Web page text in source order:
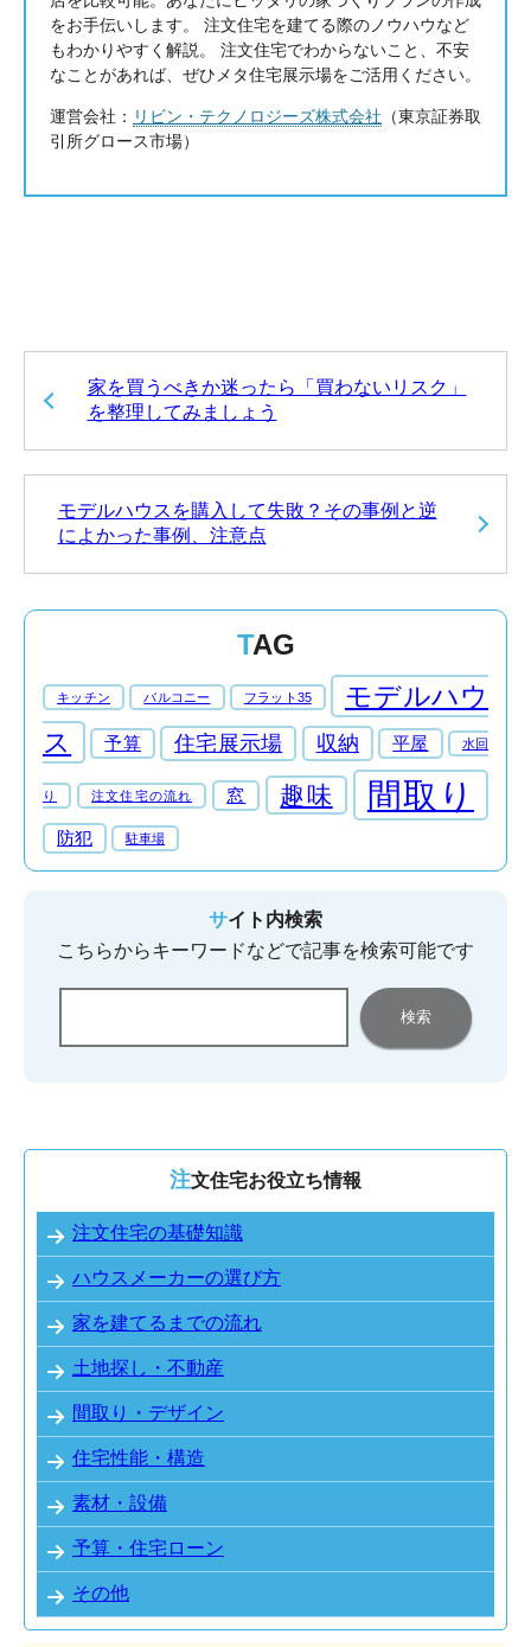
をお手伝いします。 注文住宅を建てる際のノウハウなど
もわかりやすく解説。 注文住宅でわからないこと、不安
なことがあれば、ぜひメタ住宅展示場をご活用ください。
運営会社： リビン・テクノロジーズ株式会社 （東京証券取
引所グロース市場）
モデルハウスを購入して失敗？その事例と逆
によかった事例、注意点
家を買うべきか迷ったら「買わないリスク」
を整理してみましょう
TAG
キッチン バルコニー フラット35
モデルハウ
ス
予算 住宅展示場 収納 平屋 水回
り 注文住宅の流れ 窓 趣味 間取り
防犯 駐車場
サイト内検索
こちらからキーワードなどで記事を検索可能です
注文住宅お役立ち情報
注文住宅の基礎知識
ハウスメーカーの選び方
家を建てるまでの流れ
土地探し・不動産
間取り・デザイン
住宅性能・構造
素材・設備
予算・住宅ローン
その他